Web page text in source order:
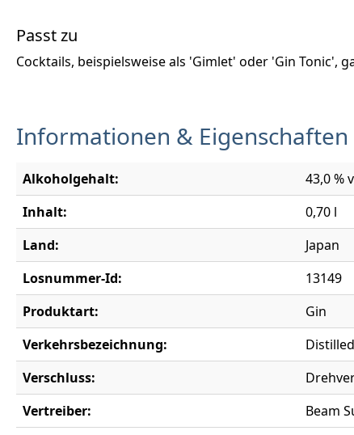
Passt zu
Cocktails, beispielsweise als 'Gimlet' oder 'Gin Tonic',
Informationen & Eigenschaften
Alkoholgehalt:
43,0 %
Inhalt:
0,70 l
Land:
Japan
Losnummer-Id:
13149
Produktart:
Gin
Verkehrsbezeichnung:
Verschluss:
Vertreiber:
Beam